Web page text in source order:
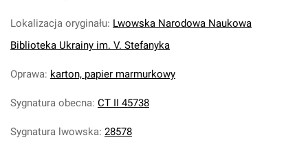
Lokalizacja oryginału: Lwowska Narodowa Naukowa
Biblioteka Ukrainy im. V. Stefanyka
Oprawa: karton, papier marmurkowy
Sygnatura obecna: CT II 45738
Sygnatura lwowska: 28578